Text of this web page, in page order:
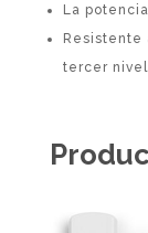
La
Resistente
tercer